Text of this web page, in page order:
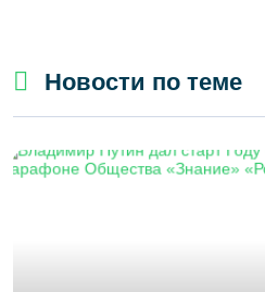
Новости по теме